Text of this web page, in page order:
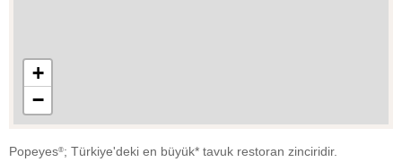
+
−
Popeyes®; Türkiye'deki en büyük* tavuk restoran zinciridir.